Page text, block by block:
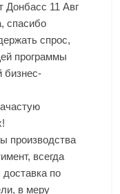
Донбасс 11 Авг
спасибо
спрос,
программы
бизнес-
производства
всегда
по
в меру